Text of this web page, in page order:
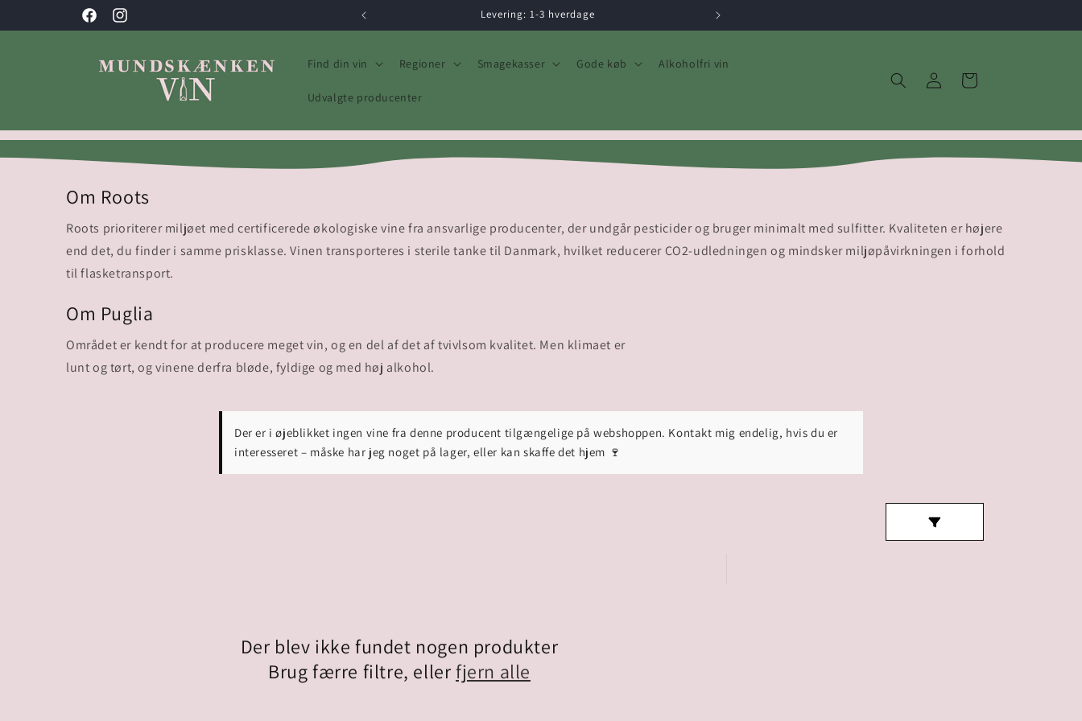
FacebookInstagram
Levering: 1-3 hverdage
Find din vin Regioner Smagekasser Gode køb Alkoholfri vin
Udvalgte producenter
Log
ind
Indkøbskurv
Om Roots
Roots prioriterer miljøet med certificerede økologiske vine fra ansvarlige producenter, der undgår pesticider og bruger minimalt med sulfitter. Kvaliteten er højere
end det, du finder i samme prisklasse. Vinen transporteres i sterile tanke til Danmark, hvilket reducerer CO2-udledningen og mindsker miljøpåvirkningen i forhold
til flasketransport.
Om Puglia
Området er kendt for at producere meget vin, og en del af det af tvivlsom kvalitet. Men klimaet er
lunt og tørt, og vinene derfra bløde, fyldige og med høj alkohol.
Der er i øjeblikket ingen vine fra denne producent tilgængelige på webshoppen. Kontakt mig endelig, hvis du er
interesseret – måske har jeg noget på lager, eller kan skaffe det hjem 🍷
Der blev ikke fundet nogen produkter
Brug færre filtre, ellerfjern alle